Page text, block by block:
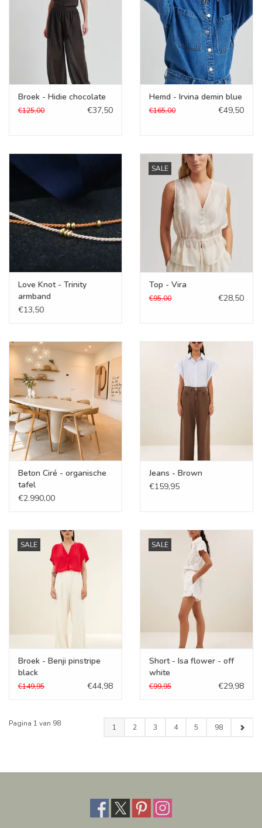
Broek - Hidie chocolate
€125,00 €37,50
Hemd - Irvina demin blue
€165,00 €49,50
Love Knot - Trinity
armband
€13,50
SALE
Top - Vira
€95,00 €28,50
Beton Ciré - organische
tafel
€2.990,00
Jeans - Brown
€159,95
SALE
Broek - Benji pinstripe
black
€149,95 €44,98
SALE
Short - Isa flower - off
white
€99,95 €29,98
Pagina 1 van 98 1 2 3 4 5 98